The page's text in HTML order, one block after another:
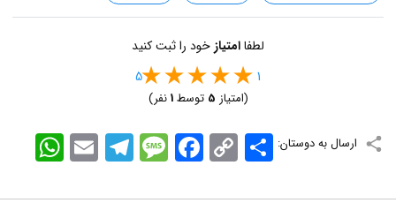
لطفاامتیاز خود را ثبت کنید
1
5
(امتیاز 5 توسط1نفر)
ارسال به دوستان: WhatsApp EmailTelegramMessageFacebook Copy
Link
اشتراک